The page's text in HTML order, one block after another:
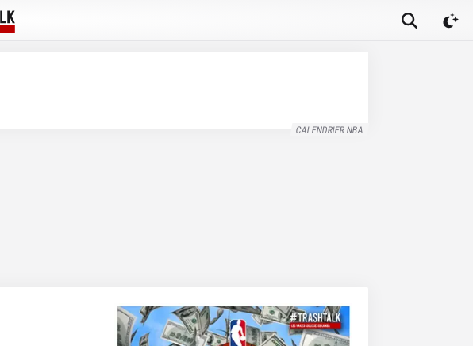
CALENDRIER NBA